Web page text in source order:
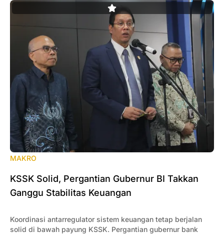
MAKRO
KSSK Solid, Pergantian Gubernur BI Takkan
Ganggu Stabilitas Keuangan
Koordinasi antarregulator sistem keuangan tetap berjalan
solid di bawah payung KSSK. Pergantian gubernur bank